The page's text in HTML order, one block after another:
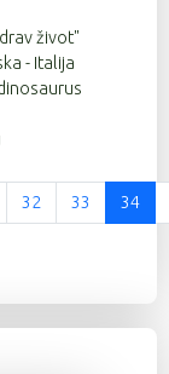
život"
- Italija
34 od 37
32 33 34